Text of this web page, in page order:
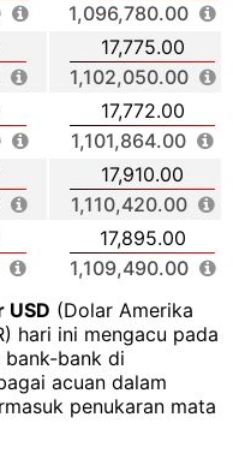
1,096,780.00
17,775.00
1,102,050.00
17,772.00
1,101,864.00
17,910.00
1,110,420.00
17,895.00
1,109,490.00
USD (Dolar Amerika
hari ini mengacu pada
bank di
acuan dalam
penukaran mata